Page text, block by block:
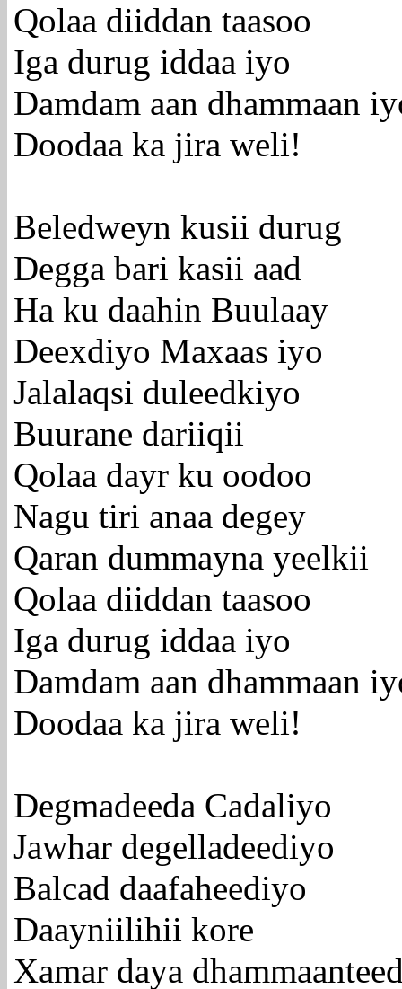
Qolaa diiddan taasoo
Iga durug iddaa iyo
Damdam aan dhammaan
Doodaa ka jira weli!
Beledweyn kusii durug
Degga bari kasii aad
Ha ku daahin Buulaay
Deexdiyo Maxaas iyo
Jalalaqsi duleedkiyo
Buurane dariiqii
Qolaa dayr ku oodoo
Nagu tiri anaa degey
Qaran dummayna yeelkii
Qolaa diiddan taasoo
Iga durug iddaa iyo
Damdam aan dhammaan
Doodaa ka jira weli!
Degmadeeda Cadaliyo
Jawhar degelladeediyo
Balcad daafaheediyo
Daayniilihii kore
Xamar daya